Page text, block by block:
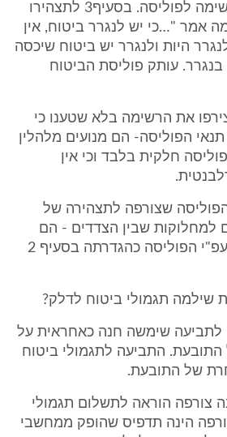
העתק צילומי של הרשימה לפוליסה. בסעיף3 לתצהירו
אמר "…כי יש לנגרר ביטוח, אין
היות ולנגרר יש ביטוח שיכסה
עותק פוליסת הביטוח
את הרשימה בלא שטענו כי
הפוליסה- הם מנועים מלהלין
חלקית בלבד וכי אין
הפוליסה שצורפה לתצהירה של
למחלוקות שבין הצדדים - הם
התנאים הרלבנטיים עפ"י הפוליסה כהגדרתה בסעיף 2
שילמה תגמולי ביטוח לדלק?
לתביעה שימשה חנה כאחראית על
התביעה לתגמולי ביטוח
של התובעת.
צורפה הוראה לתשלום תגמולי
הינה תדפיס שהופק ממחשבי